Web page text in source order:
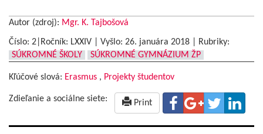
Autor (zdroj): Mgr. K. Tajbošová
Číslo: 2|Ročník: LXXIV | Vyšlo: 26. januára 2018
Rubriky:
SÚKROMNÉ ŠKOLY
SÚKROMNÉ GYMNÁZIUM ŽP
Kľúčové slová: Erasmus , Projekty študentov
Zdieľanie a sociálne siete: Print